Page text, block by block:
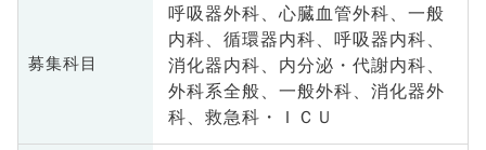
募集科目
呼吸器外科、心臓血管外科、一般
内科、循環器内科、呼吸器内科、
消化器内科、内分泌・代謝内科、
外科系全般、一般外科、消化器外
科、救急科・ＩＣＵ